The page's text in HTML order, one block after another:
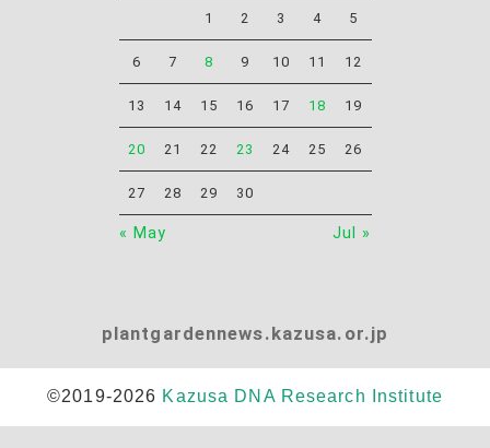
1 2 3 4 5
6 7 8 9 10 11 12
13 14 15 16 17 18 19
20 21 22 23 24 25 26
27 28 29 30
« May Jul »
plantgardennews.kazusa.or.jp
©2019-2026 Kazusa DNA Research Institute